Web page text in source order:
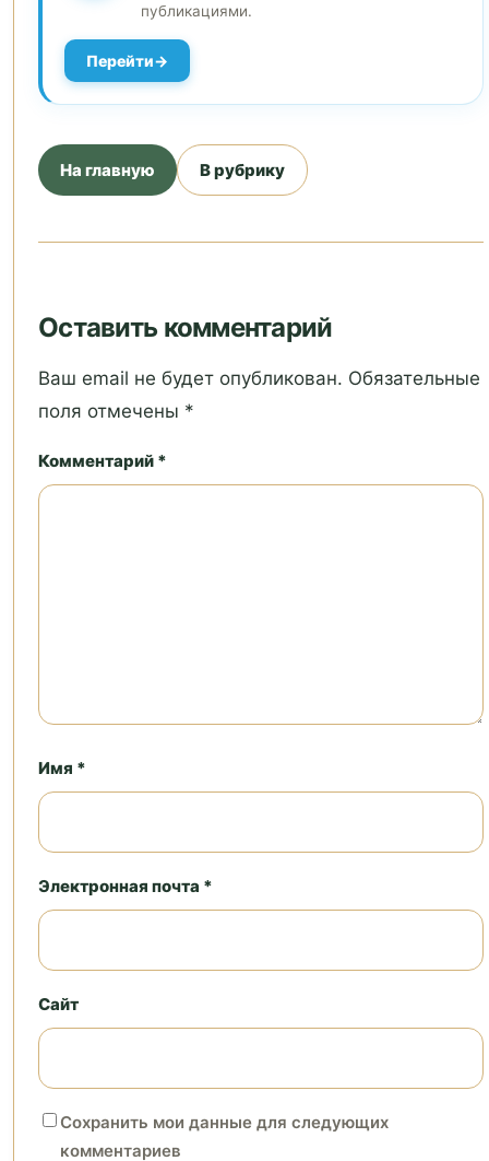
публикациями.
Перейти
На главную В рубрику
Оставить комментарий
Ваш email не будет опубликован. Обязательные
поля отмечены *
Комментарий *
Имя *
Электронная почта *
Сайт
Сохранить мои данные для следующих
комментариев